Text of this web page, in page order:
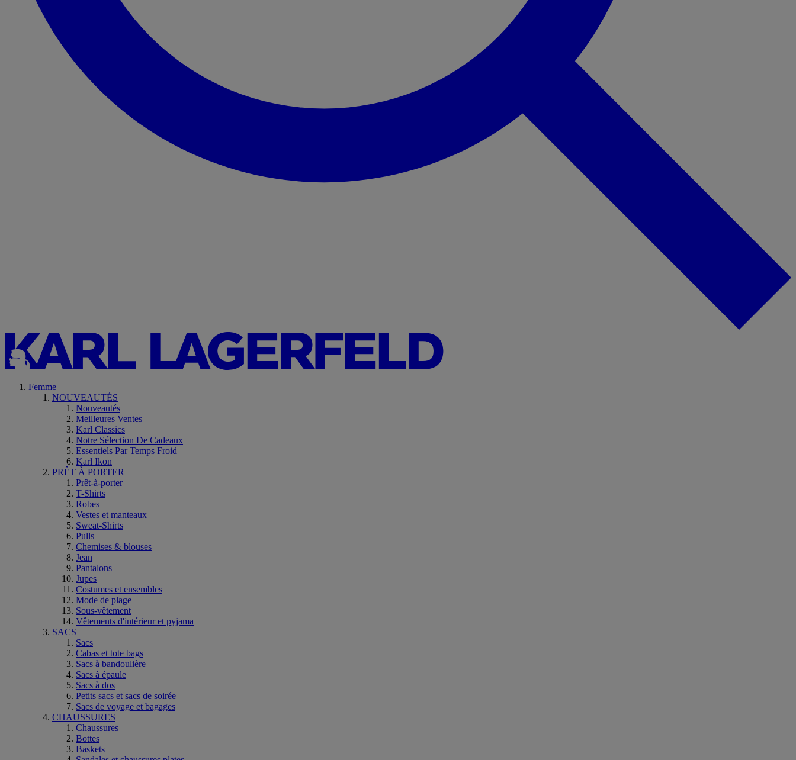
Femme
NOUVEAUTÉS
Nouveautés
Meilleures Ventes
Karl Classics
Notre Sélection De Cadeaux
Essentiels Par Temps Froid
Karl Ikon
PRÊT À PORTER
Prêt-à-porter
T-Shirts
Robes
Vestes et manteaux
Sweat-Shirts
Pulls
Chemises & blouses
Jean
Pantalons
Jupes
Costumes et ensembles
Mode de plage
Sous-vêtement
Vêtements d'intérieur et pyjama
SACS
Sacs
Cabas et tote bags
Sacs à bandoulière
Sacs à épaule
Sacs à dos
Petits sacs et sacs de soirée
Sacs de voyage et bagages
CHAUSSURES
Chaussures
Bottes
Baskets